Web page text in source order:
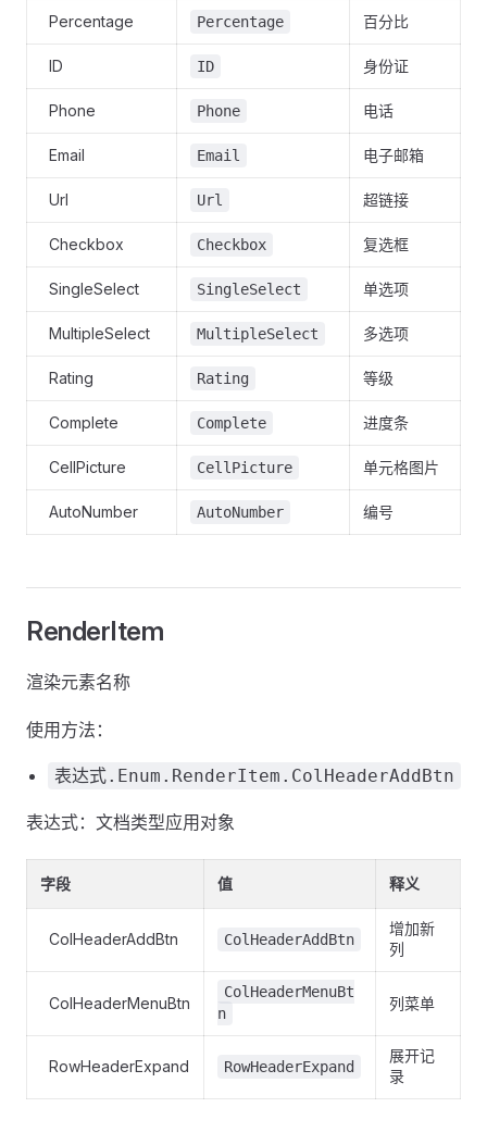
Percentage Percentage 百分比
ID ID 身份证
Phone Phone 电话
Email Email 电子邮箱
Url Url 超链接
Checkbox Checkbox 复选框
SingleSelect SingleSelect 单选项
MultipleSelect MultipleSelect 多选项
Rating Rating 等级
Complete Complete 进度条
CellPicture CellPicture 单元格图片
AutoNumber AutoNumber 编号
RenderItem
渲染元素名称
使用方法：
表达式.Enum.RenderItem.ColHeaderAddBtn
表达式：文档类型应用对象
字段 值 释义
ColHeaderAddBtn ColHeaderAddBtn
增加新
列
ColHeaderMenuBtn
ColHeaderMenuBt
n
列菜单
RowHeaderExpand RowHeaderExpand
展开记
录